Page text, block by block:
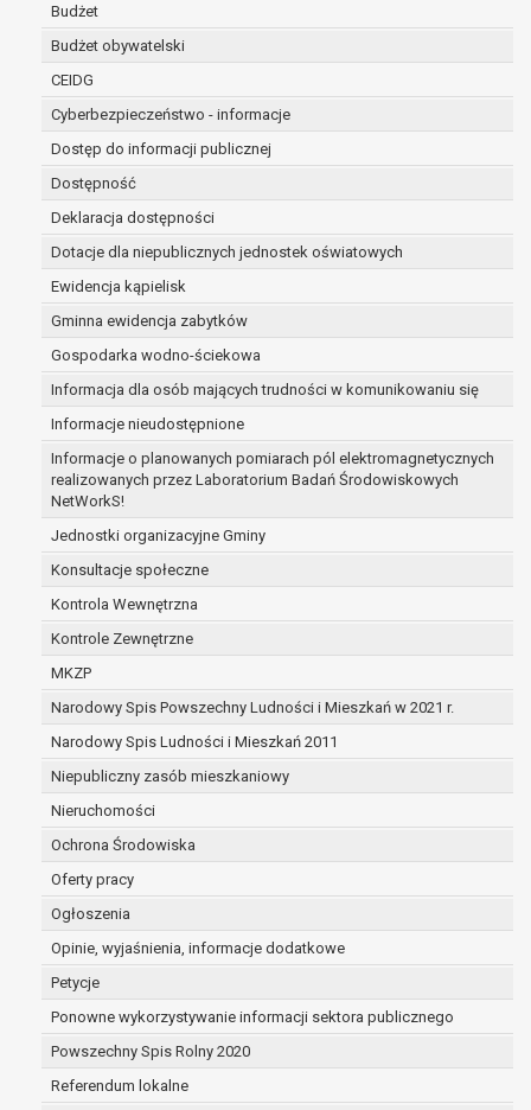
Budżet
Budżet obywatelski
CEIDG
Cyberbezpieczeństwo - informacje
Dostęp do informacji publicznej
Dostępność
Deklaracja dostępności
Dotacje dla niepublicznych jednostek oświatowych
Ewidencja kąpielisk
Gminna ewidencja zabytków
Gospodarka wodno-ściekowa
Informacja dla osób mających trudności w komunikowaniu się
Informacje nieudostępnione
Informacje o planowanych pomiarach pól elektromagnetycznych
realizowanych przez Laboratorium Badań Środowiskowych
NetWorkS!
Jednostki organizacyjne Gminy
Konsultacje społeczne
Kontrola Wewnętrzna
Kontrole Zewnętrzne
MKZP
Narodowy Spis Powszechny Ludności i Mieszkań w 2021 r.
Narodowy Spis Ludności i Mieszkań 2011
Niepubliczny zasób mieszkaniowy
Nieruchomości
Ochrona Środowiska
Oferty pracy
Ogłoszenia
Opinie, wyjaśnienia, informacje dodatkowe
Petycje
Ponowne wykorzystywanie informacji sektora publicznego
Powszechny Spis Rolny 2020
Referendum lokalne
osoba, której dane dotyczą, wniosła
osobowych,
osoba, której dane dotyczą wycofała zgodę
osobowych, która jest podstawą
prawnej przetwarzania danych,
dane osobowe przetwarzane są niezgodnie
dane osobowe muszą być usunięte w celu
wynikającego z przepisów prawa;
prawo do żądania ograniczenia przetwarzania
RODO, w przypadku gdy:
osoba, której dane dotyczą kwestionuje
okres pozwalający administratorowi
przetwarzanie danych jest niezgodne z
sprzeciwia się usunięciu danych, żądając w
administrator nie potrzebuje już danych dla
dotyczą, potrzebuje ich do ustalenia, obrony
osoba, której dane dotyczą, wniosła
nadrzędne wobec podstawy sprzeciwu;
prawo do przenoszenia danych na podstawie art.
spełnione są następujące przesłanki:
przetwarzanie danych odbywa się na
prawo sprzeciwu wobec przetwarzania danych na
przetwarzania danych osobowych, którego
niezbędność przetwarzania do wykonania
publicznym lub w ramach sprawowania
administratorowi bądź
niezbędność przetwarzania do celów
interesów realizowanych przez
sprzeciwu, administrator nie może już
wykaże on istnienie ważnych prawnie
nadrzędnych wobec interesów, praw i wolności
W przypadku gdy przetwarzanie danych osobowych
przetwarzanie danych osobowych (art. 6 ust. 1 lit a
cofnięcia tej zgody w dowolnym momencie. Cofnięcie to